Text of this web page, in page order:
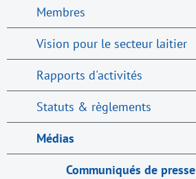
Membres
Vision pour le secteur laitier
Rapports d'activités
Statuts & règlements
Médias
Communiqués de presse